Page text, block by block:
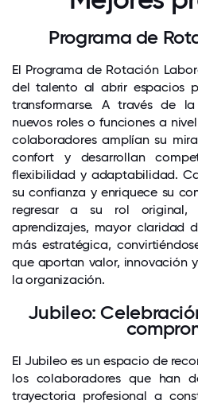
Programa de
El Programa de Rotación
del talento al abrir espacios
transformarse. A través de
nuevos roles o funciones a
colaboradores amplían su
confort y desarrollan
flexibilidad y adaptabilidad.
su confianza y enriquece su
regresar a su rol original,
aprendizajes, mayor claridad
más estratégica,
que aportan valor, innovación
la organización.
Jubileo:
El Jubileo es un espacio de
los colaboradores que han
trayectoria profesional a